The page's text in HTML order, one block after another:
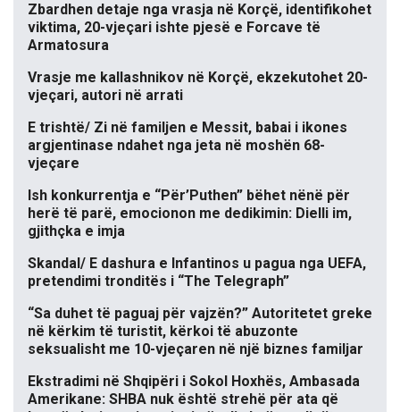
Zbardhen detaje nga vrasja në Korçë, identifikohet
viktima, 20-vjeçari ishte pjesë e Forcave të
Armatosura
Vrasje me kallashnikov në Korçë, ekzekutohet 20-
vjeçari, autori në arrati
E trishtë/ Zi në familjen e Messit, babai i ikones
argjentinase ndahet nga jeta në moshën 68-
vjeçare
Ish konkurrentja e “Për’Puthen” bëhet nënë për
herë të parë, emocionon me dedikimin: Dielli im,
gjithçka e imja
Skandal/ E dashura e Infantinos u pagua nga UEFA,
pretendimi tronditës i “The Telegraph”
“Sa duhet të paguaj për vajzën?” Autoritetet greke
në kërkim të turistit, kërkoi të abuzonte
seksualisht me 10-vjeçaren në një biznes familjar
Ekstradimi në Shqipëri i Sokol Hoxhës, Ambasada
Amerikane: SHBA nuk është strehë për ata që